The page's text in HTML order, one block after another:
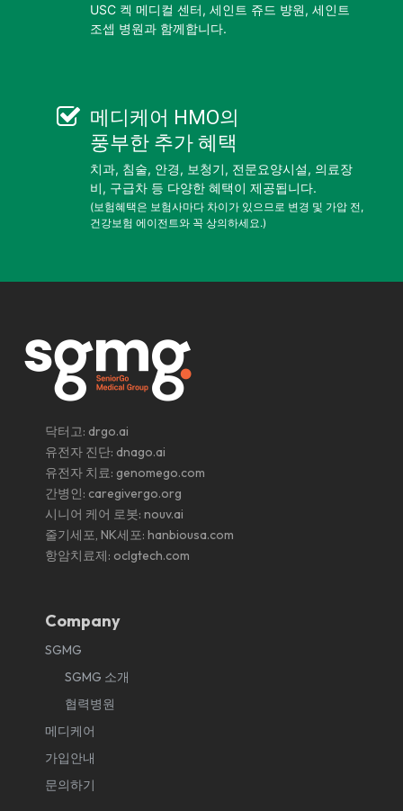
USC 켁 메디컬 센터, 세인트 쥬드 뱡원, 세인트
조셉 병원과 함께합니다.
메디케어 HMO의
풍부한 추가 혜택
치과, 침술, 안경, 보청기, 전문요양시설, 의료장
비, 구급차 등 다양한 혜택이 제공됩니다.
(보험혜택은 보험사마다 차이가 있으므로 변경 및 가압 전,
건강보험 에이전트와 꼭 상의하세요.)
닥터고: drgo.ai
유전자 진단: dnago.ai
유전자 치료: genomego.com
간병인: caregivergo.org
시니어 케어 로봇: nouv.ai
줄기세포, NK세포: hanbiousa.com
항암치료제: oclgtech.com
Company
SGMG
SGMG 소개
협력병원
메디케어
가입안내
문의하기